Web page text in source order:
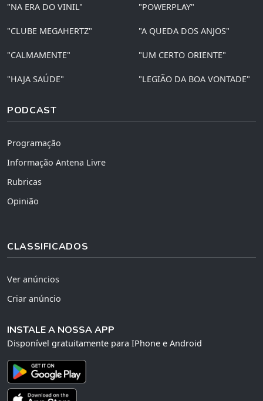
"NA ERA DO VINIL" "POWERPLAY"
"CLUBE MEGAHERTZ" "A QUEDA DOS ANJOS"
"CALMAMENTE" "UM CERTO ORIENTE"
"HAJA SAÚDE" "LEGIÃO DA BOA VONTADE"
PODCAST
Programação
Informação Antena Livre
Rubricas
Opinião
CLASSIFICADOS
Ver anúncios
Criar anúncio
INSTALE A NOSSA APP
Disponível gratuitamente para IPhone e Android